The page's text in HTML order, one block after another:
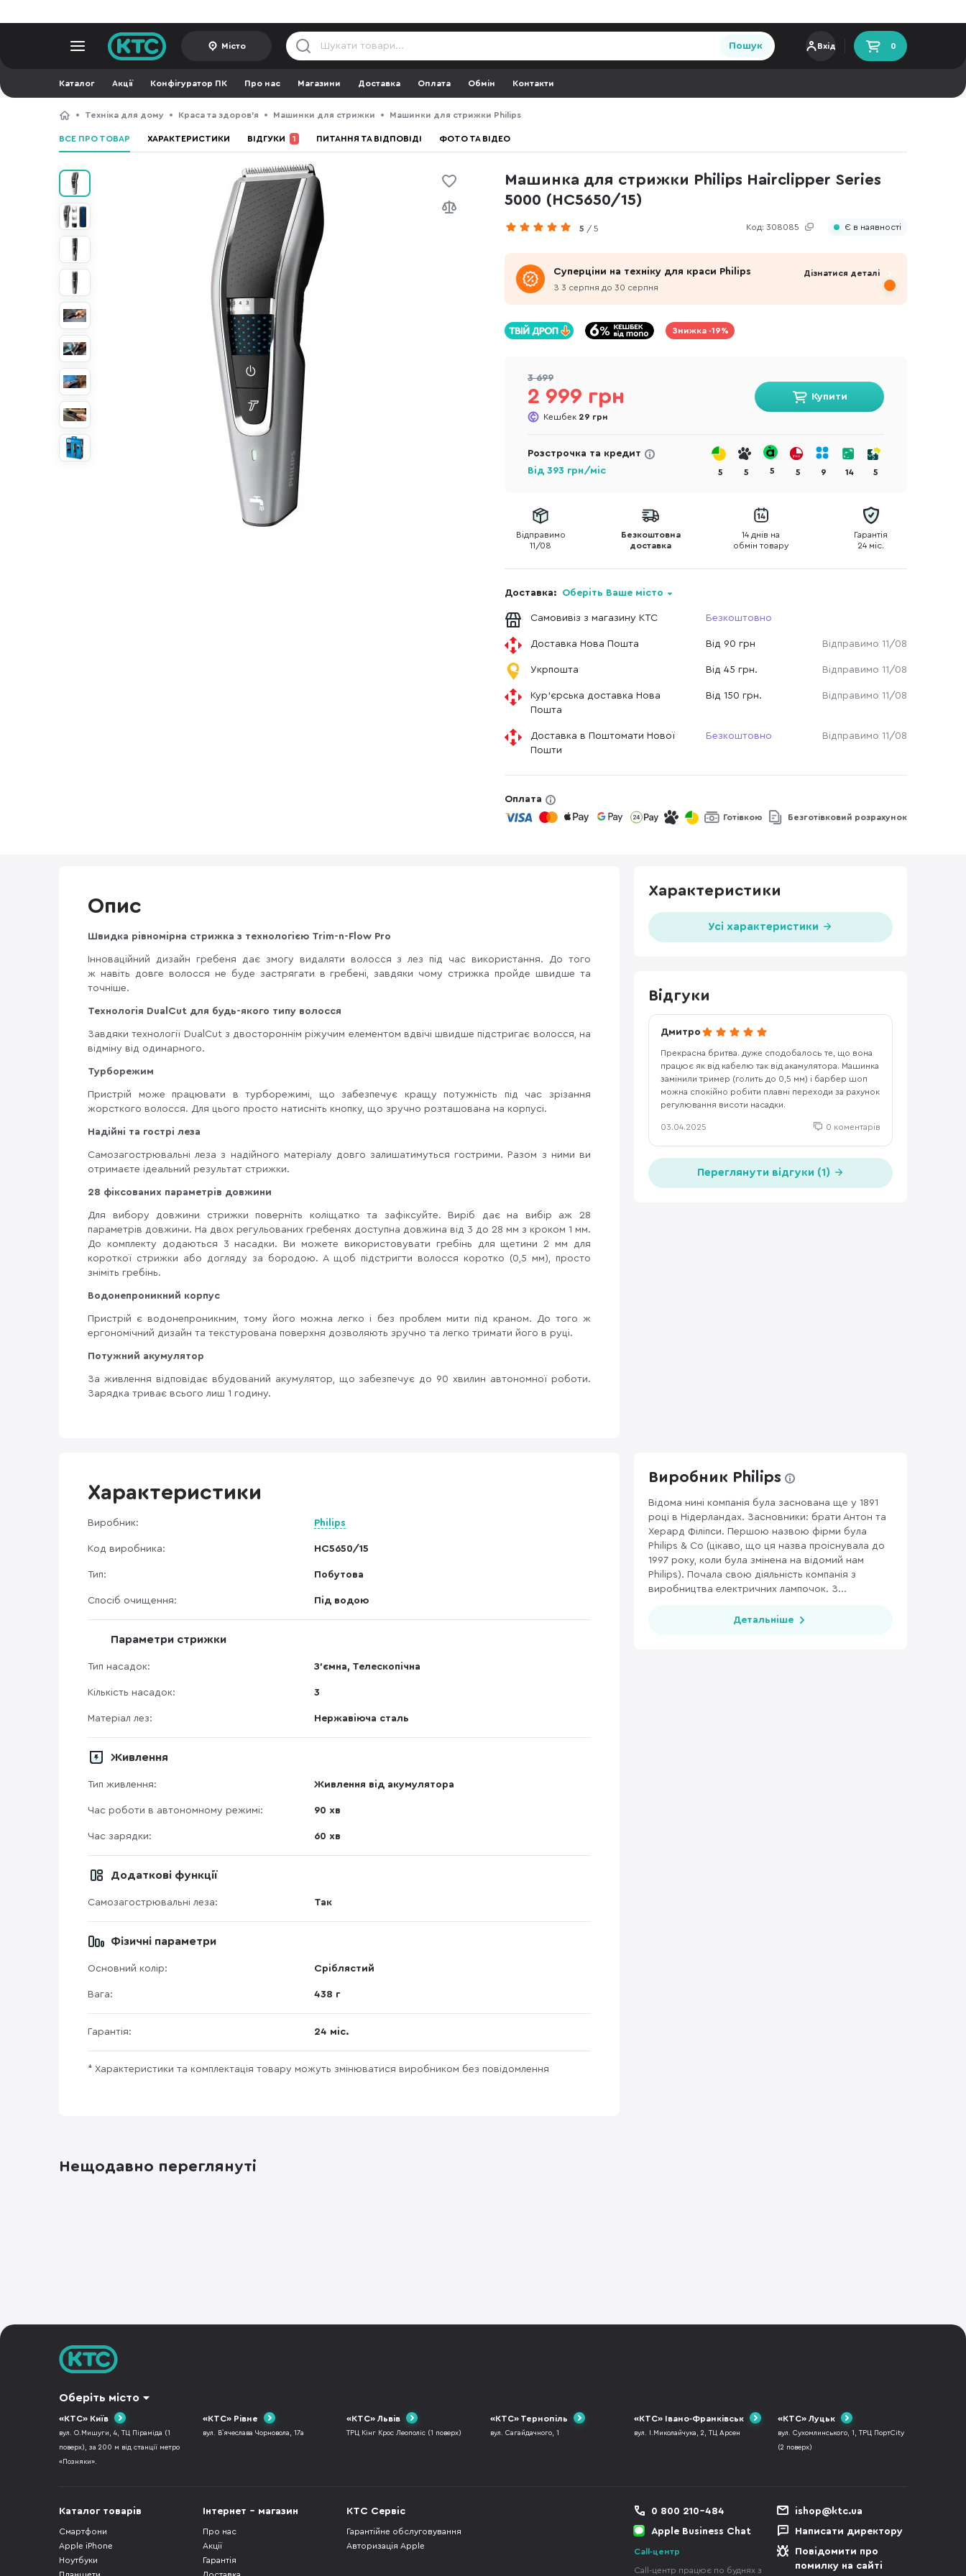
Місто Пошук Вхід 0
Каталог Акції Конфігуратор ПК Про нас Магазини Доставка Оплата Обмін Контакти
Техніка для дому Краса та здоров'я Машинки для стрижки Машинки для стрижки Philips
ВСЕ ПРО ТОВАР ХАРАКТЕРИСТИКИ ВІДГУКИ 1 ПИТАННЯ ТА ВІДПОВІДІ ФОТО ТА ВІДЕО
Машинка для стрижки Philips Hairclipper Series
5000 (HC5650/15)
Код: 308085
5 / 5 Є в наявності
Суперціни на техніку для краси Philips
З 3 серпня до 30 серпня
Дізнатися деталі
Знижка -19%
3 699
2 999 грн
Кешбек 29 грн
Купити
Розстрочка та кредит
Від 393 грн/міс 5 5 5 5 9 14 5
Відправимо
11/08
Безкоштовна
доставка
14 днів на
обмін товару
Гарантія
24 міс.
Доставка: Оберіть Ваше місто
Самовивіз з магазину КТС Безкоштовно
Доставка Нова Пошта Від 90 грн Відправимо 11/08
Укрпошта Від 45 грн. Відправимо 11/08
Кур'єрська доставка Нова
Пошта
Від 150 грн. Відправимо 11/08
Доставка в Поштомати Нової
Пошти
Безкоштовно Відправимо 11/08
Оплата
Готівкою Безготівковий розрахунок
Опис
Швидка рівномірна стрижка з технологією Trim-n-Flow Pro
Інноваційний дизайн гребеня дає змогу видаляти волосся з лез під час використання. До того
ж навіть довге волосся не буде застрягати в гребені, завдяки чому стрижка пройде швидше та
точніше.
Технологія DualCut для будь-якого типу волосся
Завдяки технології DualCut з двостороннім ріжучим елементом вдвічі швидше підстригає волосся, на
відміну від одинарного.
Турборежим
Пристрій може працювати в турборежимі, що забезпечує кращу потужність під час зрізання
жорсткого волосся. Для цього просто натисніть кнопку, що зручно розташована на корпусі.
Надійні та гострі леза
Самозагострювальні леза з надійного матеріалу довго залишатимуться гострими. Разом з ними ви
отримаєте ідеальний результат стрижки.
28 фіксованих параметрів довжини
Для вибору довжини стрижки поверніть коліщатко та зафіксуйте. Виріб дає на вибір аж 28
параметрів довжини. На двох регульованих гребенях доступна довжина від 3 до 28 мм з кроком 1 мм.
До комплекту додаються 3 насадки. Ви можете використовувати гребінь для щетини 2 мм для
короткої стрижки або догляду за бородою. А щоб підстригти волосся коротко (0,5 мм), просто
зніміть гребінь.
Водонепроникний корпус
Пристрій є водонепроникним, тому його можна легко і без проблем мити під краном. До того ж
ергономічний дизайн та текстурована поверхня дозволяють зручно та легко тримати його в руці.
Потужний акумулятор
За живлення відповідає вбудований акумулятор, що забезпечує до 90 хвилин автономної роботи.
Зарядка триває всього лиш 1 годину.
Характеристики
Усі характеристики
Відгуки
Дмитро
Прекрасна бритва. дуже сподобалось те, що вона
працює як від кабелю так від акамулятора. Машинка
замінили тример (голить до 0,5 мм) і барбер шоп
можна спокійно робити плавні переходи за рахунок
регулювання висоти насадки.
03.04.2025 0 коментарів
Переглянути відгуки (1)
Характеристики
Виробник: Philips
Код виробника: HC5650/15
Тип: Побутова
Спосіб очищення: Під водою
Параметри стрижки
Тип насадок: З'ємна, Телескопічна
Кількість насадок: 3
Матеріал лез: Нержавіюча сталь
Живлення
Тип живлення: Живлення від акумулятора
Час роботи в автономному режимі: 90 хв
Час зарядки: 60 хв
Додаткові функції
Самозагострювальні леза: Так
Фізичні параметри
Основний колір: Сріблястий
Вага: 438 г
Гарантія: 24 міс.
* Характеристики та комплектація товару можуть змінюватися виробником без повідомлення
Виробник Philips
Відома нині компанія була заснована ще у 1891
році в Нідерландах. Засновники: брати Антон та
Херард Філіпси. Першою назвою фірми була
Philips & Co (цікаво, що ця назва проіснувала до
1997 року, коли була змінена на відомий нам
Philips). Почала свою діяльність компанія з
виробництва електричних лампочок. З...
Детальніше
Нещодавно переглянуті
Оберіть місто
«КТС» Київ
вул. О.Мишуги, 4, ТЦ Піраміда (1
поверх), за 200 м від станції метро
«Позняки».
«КТС» Рівне
вул. В`ячеслава Чорновола, 17а
«КТС» Львів
ТРЦ Кінг Крос Леополіс (1 поверх)
«КТС» Тернопіль
вул. Сагайдачного, 1
«КТС» Івано-Франківськ
вул. І.Миколайчука, 2, ТЦ Арсен
«КТС» Луцьк
вул. Сухомлинського, 1, ТРЦ ПортCity
(2 поверх)
Каталог товарів
Смартфони
Apple iPhone
Ноутбуки
Інтернет - магазин
Про нас
Акції
Гарантія
КТС Сервіс
Гарантійне обслуговування
Авторизація Apple
0 800 210-484
Apple Business Chat
Call-центр
Call-центр працює по буднях з
ishop@ktc.ua
Написати директору
Повідомити про
помилку на сайті